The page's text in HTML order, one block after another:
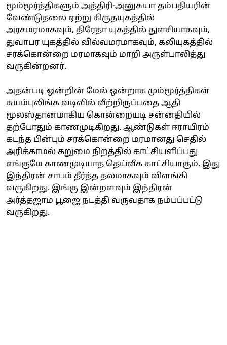
மூம்மூர்த்திகளும் அத்திரி-அனுசுயா தம்பதியரின்
வேண்டுதலை ஏற்று கிருதயுகத்தில்
அரசமரமாகவும், திரேதா யுகத்தில் துளசியாகவும்,
துவாபர யுகத்தில் வில்வமரமாகவும், கலியுகத்தில்
சரக்கொன்றை மரமாகவும் மாறி அருள்பாலித்து
வருகின்றனர்.
அதன்படி ஒன்றின் மேல் ஒன்றாக மும்மூர்த்திகள்
சுயம்புலிங்க வடிவில் வீற்றிருப்பதை ஆதி
மூலஸ்தானமாகிய கொன்றையடி சன்னதியில்
தற்போதும் காணமுடிகிறது. ஆண்டுகள் ஈராயிரம்
கடந்த பின்பும் சரக்கொன்றை மரமானது செதில்
அரிக்காமல் கறுமை நிறத்தில் காட்சியளிப்பது
எங்குமே காணமுடியாத தெய்வீக காட்சியாகும். இது
இந்திரன் சாபம் தீர்த்த தலமாகவும் விளங்கி
வருகிறது. இங்கு இன்றளவும் இந்திரன்
அர்த்தஜாம பூஜை நடத்தி வருவதாக நம்பப்பட்டு
வருகிறது.